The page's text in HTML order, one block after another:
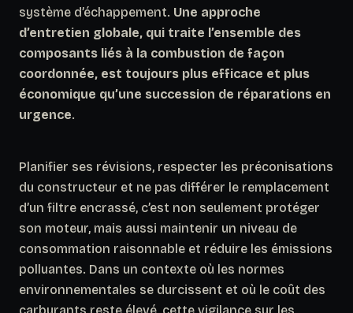
système d’échappement. Une approche
d’entretien globale, qui traite l’ensemble des
composants liés à la combustion de façon
coordonnée, est toujours plus efficace et plus
économique qu’une succession de réparations en
urgence.
Planifier ses révisions, respecter les préconisations
du constructeur et ne pas différer le remplacement
d’un filtre encrassé, c’est non seulement protéger
son moteur, mais aussi maintenir un niveau de
consommation raisonnable et réduire les émissions
polluantes. Dans un contexte où les normes
environnementales se durcissent et où le coût des
carburants reste élevé, cette vigilance sur les